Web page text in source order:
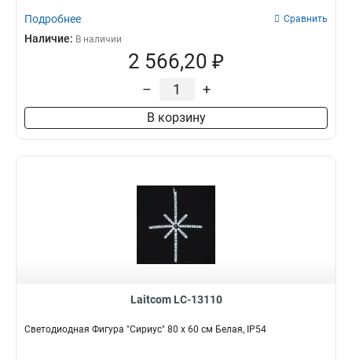
Подробнее Сравнить
Наличие: В наличии
2 566,20 ₽
– +
В корзину
Laitcom LC-13110
Светодиодная Фигура "Сириус" 80 x 60 см Белая, IP54